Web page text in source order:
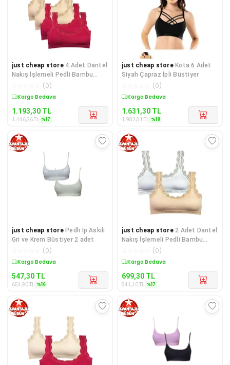
just cheap store 4 Adet Dantel
Nakış İşlemeli Pedli Bambu
Kadın Büstiyer Ten Bordo
(0)
Sepette %17 İndirim
1.193,30 TL
1.446,26TL %17
just cheap store Kota 6 Adet
Siyah Çapraz İpli Büstiyer
(0)
Sepette %18 İndirim
1.631,30 TL
1.982,81TL %18
just cheap store Pedli İp Askılı
Gri ve Krem Büstiyer 2 adet
(0)
Sepette %16 İndirim
547,30 TL
654,90TL %16
just cheap store 2 Adet Dantel
Nakış İşlemeli Pedli Bambu
Kadın Büstiyer Beyaz Ten
(0)
Sepette %17 İndirim
699,30 TL
841,10TL %17